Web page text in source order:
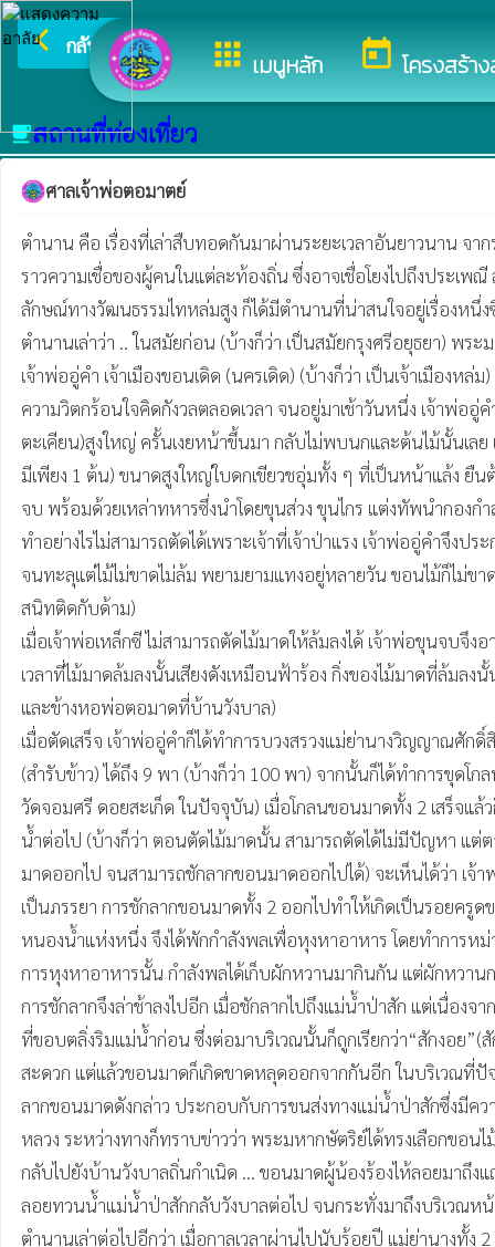
apps เมนูหลัก todayโครงสร้า
arrow_back_ios กลับเมนูหลัก ยินดีต้อนรับสู่เว็บไซต์ของ องค์การบริหา
local_cafeสถานที่ท่องเที่ยว
ศาลเจ้าพ่อตอมาตย์
ตำนาน คือ เรื่องที่เล่าสืบทอดกันมาผ่านระยะเวลาอันยาวนาน จ
ราวความเชื่อของผู้คนในแต่ละท้องถิ่น ซึ่งอาจเชื่อโยงไปถึงประ
ลักษณ์ทางวัฒนธรรมไทหล่มสูง ก็ได้มีตำนานที่น่าสนใจอยู่เรื่องหนึ่
ตำนานเล่าว่า .. ในสมัยก่อน (บ้างก็ว่า เป็นสมัยกรุงศรีอยุธยา) พร
เจ้าพ่ออู่คำ เจ้าเมืองขอนเดิด (นครเดิด) (บ้างก็ว่า เป็นเจ้าเมืองห
ความวิตกร้อนใจคิดกังวลตลอดเวลา จนอยู่มาเช้าวันหนึ่ง เจ้าพ่ออู่
ตะเคียน)สูงใหญ่ ครั้นเงยหน้าขึ้นมา กลับไม่พบนกและต้นไม้นั้นเลย
มีเพียง 1 ต้น) ขนาดสูงใหญ่ใบดกเขียวชอุ่มทั้ง ๆ ที่เป็นหน้าแล้ง ยืน
จบ พร้อมด้วยเหล่าทหารซึ่งนำโดยขุนส่วง ขุนไกร แต่งทัพนำกองก
ทำอย่างไรไม่สามารถตัดได้เพราะเจ้าที่เจ้าป่าแรง เจ้าพ่ออู่คำจึง
จนทะลุแต่ไม้ไม่ขาดไม่ล้ม พยามยามแทงอยู่หลายวัน ขอนไม้ก็ไม่
สนิทติดกับด้าม)
เมื่อเจ้าพ่อเหล็กซี ไม่สามารถตัดไม้มาดให้ล้มลงได้ เจ้าพ่อขุนจบจึ
เวลาที่ไม้มาดล้มลงนั้นเสียงดังเหมือนฟ้าร้อง กิ่งของไม้มาดที่ล้มล
และข้างหอพ่อตอมาดที่บ้านวังบาล)
เมื่อตัดเสร็จ เจ้าพ่ออู่คำก็ได้ทำการบวงสรวงแม่ย่านางวิญญาณศั
(สำรับข้าว) ได้ถึง 9 พา (บ้างก็ว่า 100 พา) จากนั้นก็ได้ทำการขุดโ
วัดจอมศรี ดอยสะเก็ด ในปัจจุบัน) เมื่อโกลนขอนมาดทั้ง 2 เสร็จแล้
น้ำต่อไป (บ้างก็ว่า ตอนตัดไม้มาดนั้น สามารถตัดได้ไม่มีปัญหา แต่
มาดออกไป จนสามารถชักลากขอนมาดออกไปได้) จะเห็นได้ว่า เ
เป็นภรรยา การชักลากขอนมาดทั้ง 2 ออกไปทำให้เกิดเป็นรอยครู
หนองน้ำแห่งหนึ่ง จึงได้พักกำลังพลเพื่อหุงหาอาหาร โดยทำการห
การหุงหาอาหารนั้น กำลังพลได้เก็บผักหวานมากินกัน แต่ผักหวาน
การชักลากจึงล่าช้าลงไปอีก เมื่อชักลากไปถึงแม่น้ำป่าสัก แต่เนื่อ
ที่ขอบตลิ่งริมแม่น้ำก่อน ซึ่งต่อมาบริเวณนั้นก็ถูกเรียกว่า“สักงอย
สะดวก แต่แล้วขอนมาดก็เกิดขาดหลุดออกจากกันอีก ในบริเวณที่ปัจ
ลากขอนมาดดังกล่าว ประกอบกับการขนส่งทางแม่น้ำป่าสักซึ่งมีควา
หลวง ระหว่างทางก็ทราบข่าวว่า พระมหากษัตริย์ได้ทรงเลือกขอ
กลับไปยังบ้านวังบาลถิ่นกำเนิด … ขอนมาดผู้น้องร้องไห้ลอยมาถึง
ลอยทวนน้ำแม่น้ำป่าสักกลับวังบาลต่อไป จนกระทั่งมาถึงบริเวณหน้
ตำนานเล่าต่อไปอีกว่า เมื่อกาลเวลาผ่านไปนับร้อยปี แม่ย่านางทั้ง